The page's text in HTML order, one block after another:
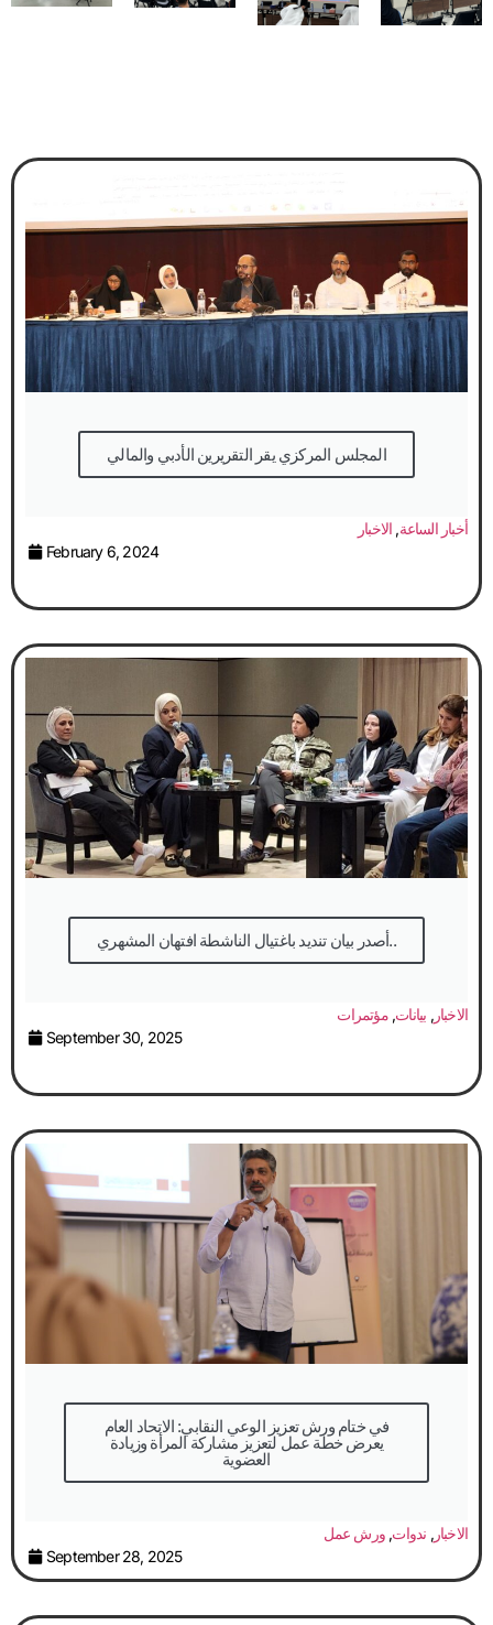
المجلس المركزي يقر التقريرين الأدبي والمالي
أخبار الساعة, الاخبار
February 6, 2024
أصدر بيان تنديد باغتيال الناشطة افتهان المشهري..
الاخبار, بيانات,مؤتمرات
September 30, 2025
في ختام ورش تعزيز الوعي النقابي: الاتحاد العام
يعرض خطة عمل لتعزيز مشاركة المرأة وزيادة
العضوية
الاخبار, ندوات,ورش عمل
September 28, 2025